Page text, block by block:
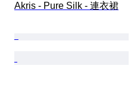
Akris - Pure Silk - 連衣裙